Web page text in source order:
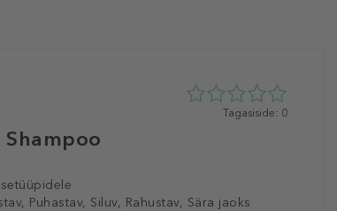
Puhastav, Siluv, Rahustav, Sära jaoks
0
Tagasiside: 0